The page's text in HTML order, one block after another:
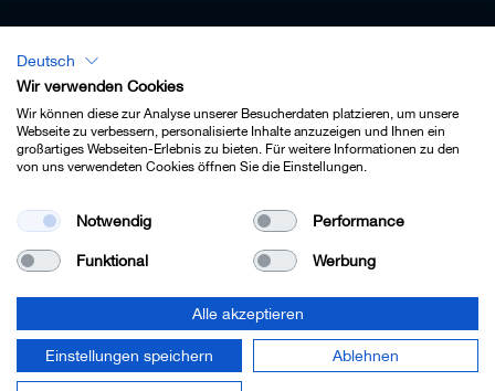
Lexikon - Deutsch
Impressum
Kontakt
Cookie-Einstellungen
© 2022 Leitz GmbH & Co. KG.
Deutsch
Wir verwenden Cookies
Wir können diese zur Analyse unserer Besucherdaten platzieren, um unsere
Webseite zu verbessern, personalisierte Inhalte anzuzeigen und Ihnen ein
großartiges Webseiten-Erlebnis zu bieten. Für weitere Informationen zu den
von uns verwendeten Cookies öffnen Sie die Einstellungen.
Notwendig Performance
Funktional Werbung
Alle akzeptieren
Einstellungen speichern Ablehnen